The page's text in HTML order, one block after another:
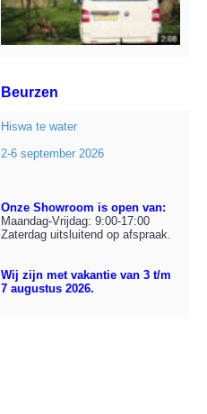
Beurzen
Hiswa te water
2-6 september 2026
Onze Showroom is open van:
Maandag-Vrijdag: 9:00-17:00
Zaterdag uitsluitend op afspraak.
Wij zijn met vakantie van 3 t/m
7 augustus 2026.